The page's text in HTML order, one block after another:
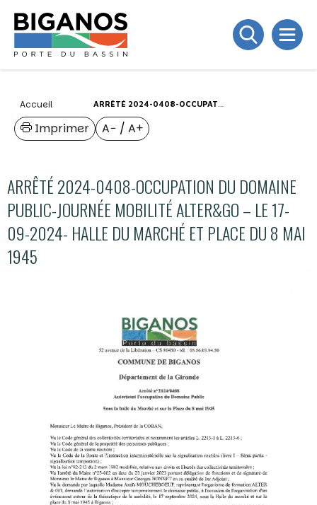
Accueil ARRÊTÉ 2024-0408-OCCUPATION DU DOMAINE PUBLIC-JOURNÉE MOBILITÉ ALTER&GO – LE 17-09-2024- HALLE DU MARCHÉ ET PLACE DU 8 MAI 1945
A− / A+
Imprimer
ARRÊTÉ 2024-0408-OCCUPATION DU DOMAINE
PUBLIC-JOURNÉE MOBILITÉ ALTER&GO – LE 17-
09-2024- HALLE DU MARCHÉ ET PLACE DU 8 MAI
1945